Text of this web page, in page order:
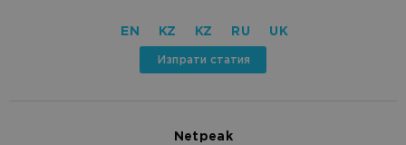
EN KZ KZ RU UK
Изпрати статия
Netpeak